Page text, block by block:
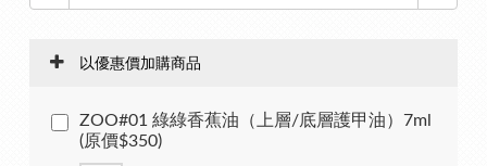
以優惠價加購商品
ZOO#01 綠綠香蕉油（上層/底層護甲油）7ml
(原價$350)